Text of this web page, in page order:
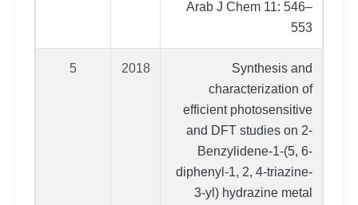
Arab J Chem 11: 546–
553
Synthesis and
characterization of
efficient photosensitive
and DFT studies on 2-
Benzylidene-1-(5, 6-
diphenyl-1, 2, 4-triazine-
3-yl) hydrazine metal
2018
5